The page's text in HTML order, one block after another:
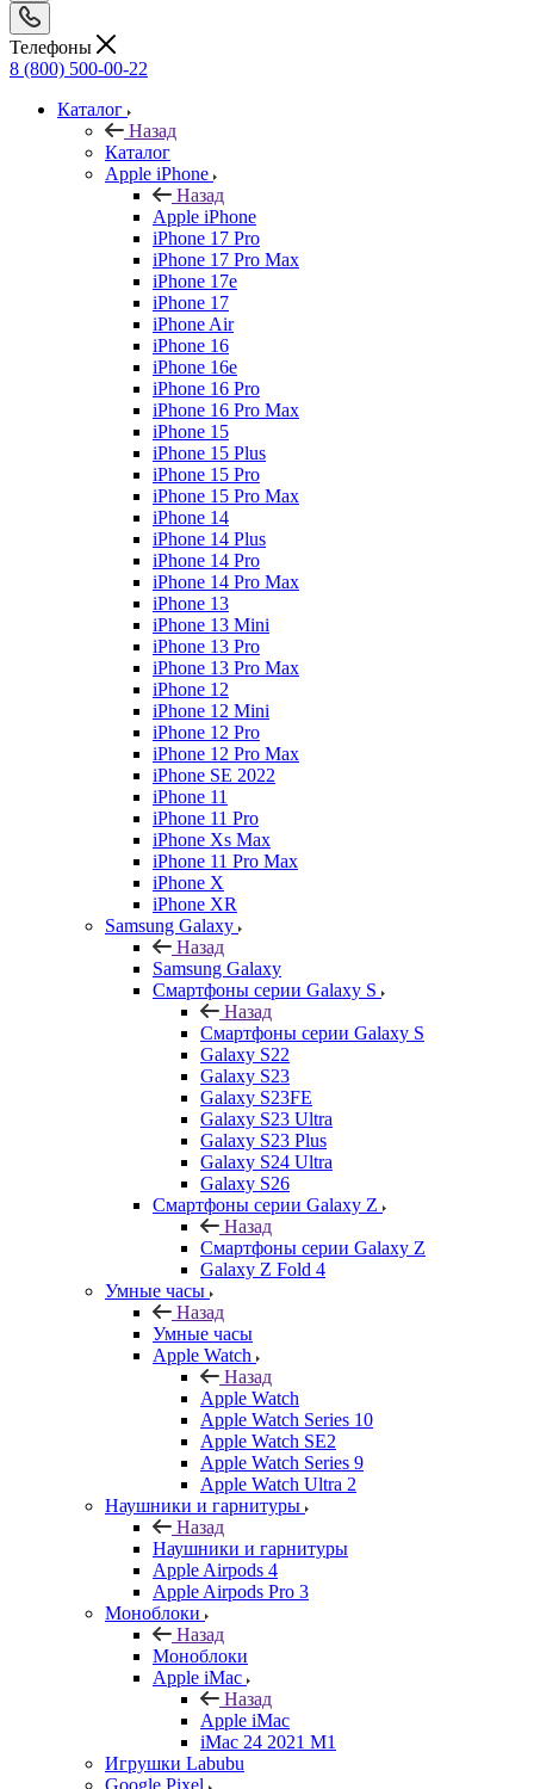
Телефоны
8 (800) 500-00-22
Каталог
Назад
Каталог
Apple iPhone
Назад
Apple iPhone
iPhone 17 Pro
iPhone 17 Pro Max
iPhone 17e
iPhone 17
iPhone Air
iPhone 16
iPhone 16e
iPhone 16 Pro
iPhone 16 Pro Max
iPhone 15
iPhone 15 Plus
iPhone 15 Pro
iPhone 15 Pro Max
iPhone 14
iPhone 14 Plus
iPhone 14 Pro
iPhone 14 Pro Max
iPhone 13
iPhone 13 Mini
iPhone 13 Pro
iPhone 13 Pro Max
iPhone 12
iPhone 12 Mini
iPhone 12 Pro
iPhone 12 Pro Max
iPhone SE 2022
iPhone 11
iPhone 11 Pro
iPhone Xs Max
iPhone 11 Pro Max
iPhone X
iPhone XR
Samsung Galaxy
Назад
Samsung Galaxy
Смартфоны серии Galaxy S
Назад
Смартфоны серии Galaxy S
Galaxy S22
Galaxy S23
Galaxy S23FE
Galaxy S23 Ultra
Galaxy S23 Plus
Galaxy S24 Ultra
Galaxy S26
Смартфоны серии Galaxy Z
Назад
Смартфоны серии Galaxy Z
Galaxy Z Fold 4
Умные часы
Назад
Умные часы
Apple Watch
Назад
Apple Watch
Apple Watch Series 10
Apple Watch SE2
Apple Watch Series 9
Apple Watch Ultra 2
Наушники и гарнитуры
Назад
Наушники и гарнитуры
Apple Airpods 4
Apple Airpods Pro 3
Моноблоки
Назад
Моноблоки
Apple iMac
Назад
Apple iMac
iMac 24 2021 M1
Игрушки Labubu
Google Pixel